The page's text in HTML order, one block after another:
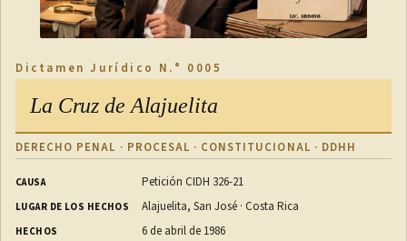
Dictamen Jurídico N.° 0005
La Cruz de Alajuelita
DERECHO PENAL · PROCESAL · CONSTITUCIONAL · DDHH
CAUSA Petición CIDH 326-21
LUGAR DE LOS HECHOS Alajuelita, San José · Costa Rica
HECHOS 6 de abril de 1986